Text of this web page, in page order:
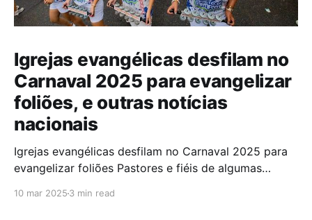
Igrejas evangélicas desfilam no
Carnaval 2025 para evangelizar
foliões, e outras notícias
nacionais
Igrejas evangélicas desfilam no Carnaval 2025 para
evangelizar foliões Pastores e fiéis de algumas
10 mar 2025 3 min read